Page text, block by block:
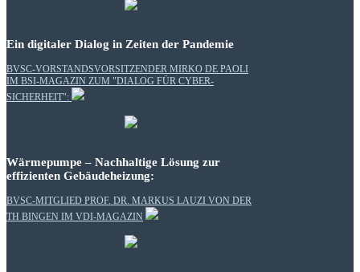
Ein digitaler Dialog in Zeiten der Pandemie
BVSC-VORSTANDSVORSITZENDER MIRKO DE PAOLI
IM BSI-MAGAZIN ZUM "DIALOG FÜR CYBER-
SICHERHEIT":
Wärmepumpe – Nachhaltige Lösung zur
effizienten Gebäudeheizung:
BVSC-MITGLIED PROF. DR. MARKUS LAUZI VON DER
TH BINGEN IM VDI-MAGAZIN